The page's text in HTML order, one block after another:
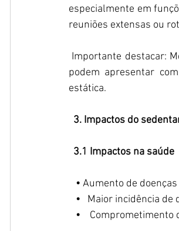
especialmente em
reuniões extensas ou
Importante destacar:
podem apresentar
estática.
3. Impactos do
3.1 Impactos na saúde
   •
Aumento de
•
Maior incidência de
• Comprometimento